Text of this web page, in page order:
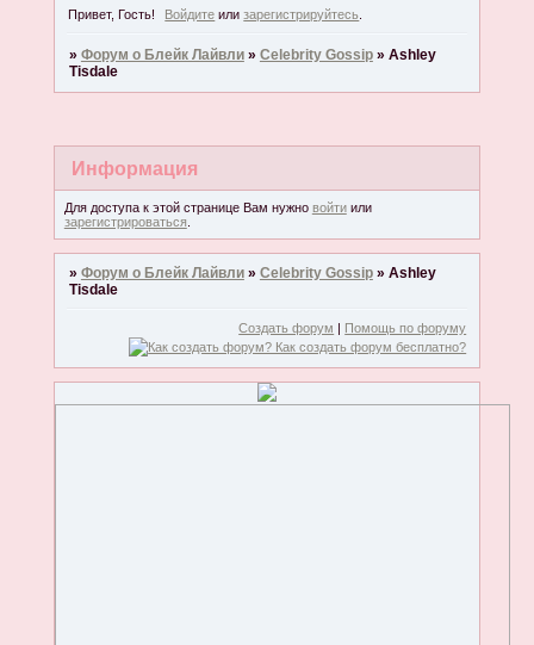
Привет, Гость! Войдите илизарегистрируйтесь
» Форум о Блейк Лайвли » Celebrity Gossip » Ashley
Tisdale
Информация
Для доступа к этой странице Вам нужно войтиили
зарегистрироваться.
» Форум о Блейк Лайвли » Celebrity Gossip » Ashley
Tisdale
Создать форум | Помощь по форуму